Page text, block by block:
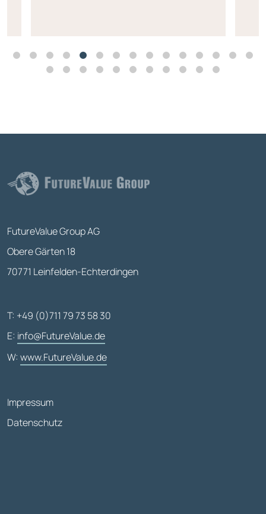
FutureValue Group AG
Obere Gärten 18
70771 Leinfelden-Echterdingen
T: +49 (0)711 79 73 58 30
E: info@FutureValue.de
W: www.FutureValue.de
Impressum
Datenschutz